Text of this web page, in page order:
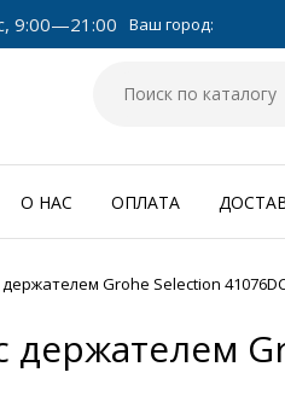
9:00—21:00 Ваш город:
О НАС ОПЛАТА
Grohe Selection
держателем